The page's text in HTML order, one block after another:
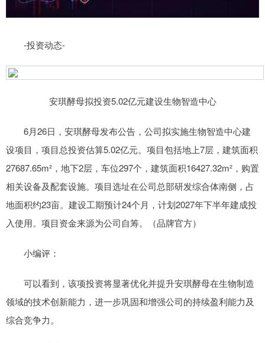
-投资动态-
安琪酵母拟投资5.02亿元建设生物智造中心
6月26日，安琪酵母发布公告，公司拟实施生物智造中心建
设项目，项目总投资估算5.02亿元。项目包括地上7层，建筑面积
27687.65m²，地下2层，车位297个，建筑面积16427.32m²，购置
相关设备及配套设施。项目选址在公司总部研发综合体南侧，占
地面积约23亩。建设工期预计24个月，计划2027年下半年建成投
入使用。项目资金来源为公司自筹。（品牌官方）
小编评：
可以看到，该项投资将显著优化并提升安琪酵母在生物制造
领域的技术创新能力，进一步巩固和增强公司的持续盈利能力及
综合竞争力。